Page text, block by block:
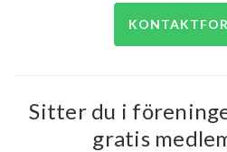
Sitter du i
gratis